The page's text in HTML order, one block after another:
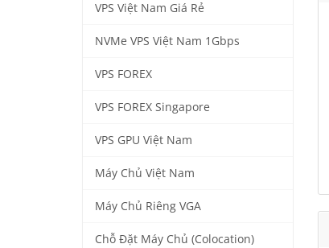
VPS Việt Nam Giá Rẻ
NVMe VPS Việt Nam 1Gbps
VPS FOREX
VPS FOREX Singapore
VPS GPU Việt Nam
Máy Chủ Việt Nam
Máy Chủ Riêng VGA
Chỗ Đặt Máy Chủ (Colocation)